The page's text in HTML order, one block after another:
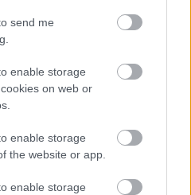
send me
enable storage
on web or
enable storage
the website or app.
enable storage
nyilatkozat tételére.
a sajtó szíves